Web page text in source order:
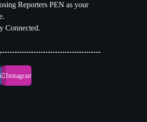
Reporters PEN as your
Connected.
Instagram